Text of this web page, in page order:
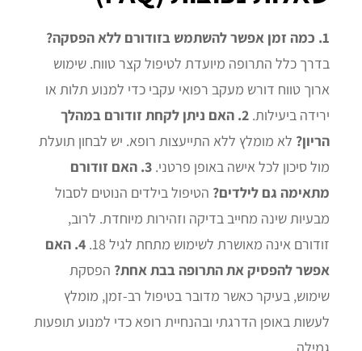
בדרך כלל התרופה מיועדת לטיפול קצר טווח. שימוש
ארוך טווח דורש מעקב רפואי עקבי כדי למנוע תלות או
ירידה ביעילות. 2. האם ניתן לקחת זודורם במהלך
הריון?לא מומלץ ללא התייעצות רופא. יש לבחון תועלת
מול סיכון לכל אישה באופן פרטני. 3. האם זודורם
מתאימה גם לילדים?הטיפול בילדים הנוטים לסבול
מבעיות שינה מחייב בדיקה וזהירות מיוחדת. לרוב,
זודורם אינה מאושרת לשימוש מתחת לגיל 18.
4. האם
אפשר להפסיק את התרופה בבת אחת?הפסקת
שימוש, בעיקר כאשר מדובר בטיפול רב-זמן, מומלץ
לעשות באופן הדרגתי ובהנחיית רופא כדי למנוע תופעות